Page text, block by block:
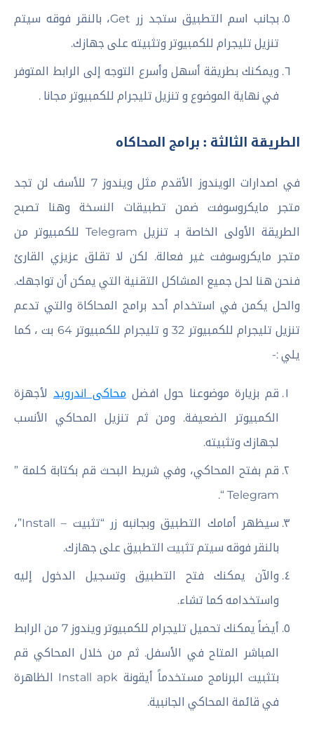
بجانب اسم التطبيق ستجد زر Get، بالنقر فوقه سيتم
تنزيل تليجرام للكمبيوتر وتثبيته على جهازك.
ويمكنك بطريقة أسهل وأسرع التوجه إلى الرابط المتوفر
في نهاية الموضوع و تنزيل تليجرام للكمبيوتر مجانا .
الطريقة الثالثة : برامج المحاكاه
في اصدارات الويندوز الأقدم مثل ويندوز 7 للأسف لن تجد
متجر مايكروسوفت ضمن تطبيقات النسخة وهنا تصبح
الطريقة الأولى الخاصة بـ تنزيل Telegram للكمبيوتر من
متجر مايكروسوفت غير فعالة. لكن لا تقلق عزيزي القارئ
فنحن هنا لحل جميع المشاكل التقنية التي يمكن أن تواجهك.
والحل يكمن في استخدام أحد برامج المحاكاة والتي تدعم
تنزيل تليجرام للكمبيوتر 32 و تليجرام للكمبيوتر 64 بت ، كما
يلي :-
قم بزيارة موضوعنا حول افضل محاكى اندرويد لأجهزة
الكمبيوتر الضعيفة. ومن ثم تنزيل المحاكي الأنسب
لجهازك وتثبيته.
قم بفتح المحاكي، وفي شريط البحث قم بكتابة كلمة ”
Telegram “.
سيظهر أمامك التطبيق وبجانبه زر “تثبيت – Install”،
بالنقر فوقه سيتم تثبيت التطبيق على جهازك.
والآن يمكنك فتح التطبيق وتسجيل الدخول إليه
واستخدامه كما تشاء.
أيضاً يمكنك تحميل تليجرام للكمبيوتر ويندوز 7 من الرابط
المباشر المتاح في الأسفل. ثم من خلال المحاكي قم
بتثبيت البرنامج مستخدماً أيقونة Install apk الظاهرة
في قائمة المحاكي الجانبية.